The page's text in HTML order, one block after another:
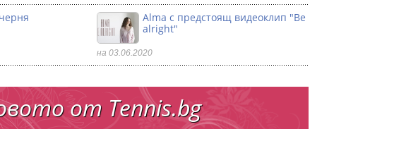
Alma с предстоящ видеоклип "Be
alright"
на 03.06.2020
от Тennis.bg